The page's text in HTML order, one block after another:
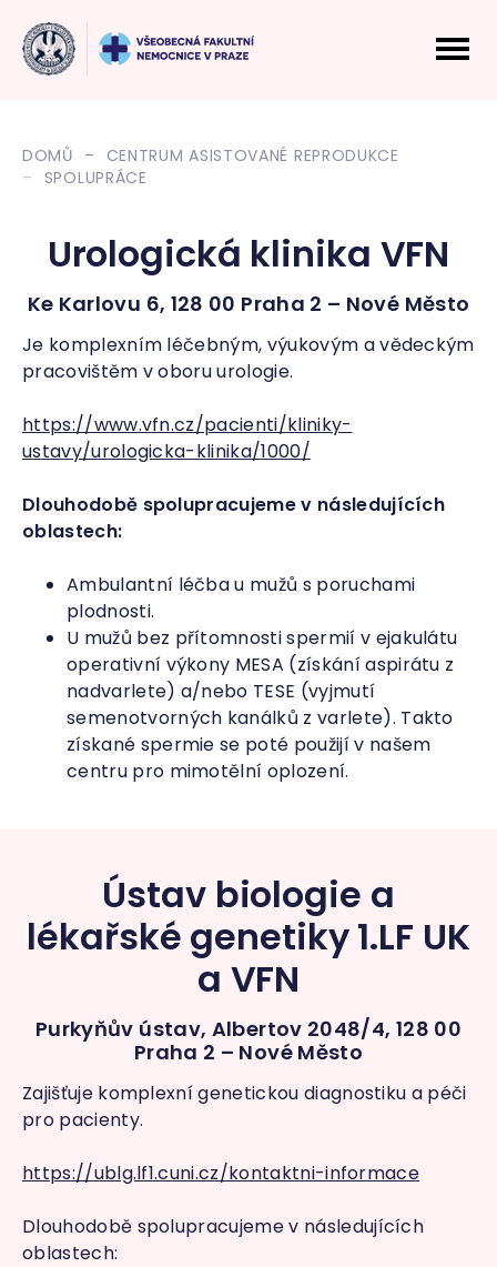
DOMŮ
CENTRUM ASISTOVANÉ REPRODUKCE
SPOLUPRÁCE
Urologická klinika VFN
Ke Karlovu 6, 128 00 Praha 2 – Nové Město
Je komplexním léčebným, výukovým a vědeckým
pracovištěm v oboru urologie.
https://www.vfn.cz/pacienti/kliniky-
ustavy/urologicka-klinika/1000/
Dlouhodobě spolupracujeme v následujících
oblastech:
Ambulantní léčba u mužů s poruchami
plodnosti.
U mužů bez přítomnosti spermií v ejakulátu
operativní výkony MESA (získání aspirátu z
nadvarlete) a/nebo TESE (vyjmutí
semenotvorných kanálků z varlete). Takto
získané spermie se poté použijí v našem
centru pro mimotělní oplození.
Ústav biologie a
lékařské genetiky 1.LF UK
a VFN
Purkyňův ústav, Albertov 2048/4, 128 00
Praha 2 – Nové Město
Zajišťuje komplexní genetickou diagnostiku a péči
pro pacienty.
https://ublg.lf1.cuni.cz/kontaktni-informace
Dlouhodobě spolupracujeme v následujících
oblastech: